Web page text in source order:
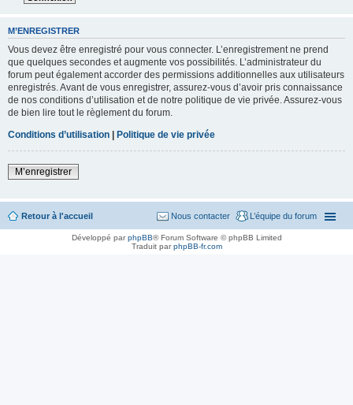
M’ENREGISTRER
Vous devez être enregistré pour vous connecter. L’enregistrement ne prend
que quelques secondes et augmente vos possibilités. L’administrateur du
forum peut également accorder des permissions additionnelles aux utilisateurs
enregistrés. Avant de vous enregistrer, assurez-vous d’avoir pris connaissance
de nos conditions d’utilisation et de notre politique de vie privée. Assurez-vous
de bien lire tout le règlement du forum.
Conditions d’utilisation | Politique de vie privée
M’enregistrer
Retour à l'accueil L’équipe du forum
Nous contacter
Développé parphpBB® Forum Software © phpBB Limited
Traduit parphpBB-fr.com